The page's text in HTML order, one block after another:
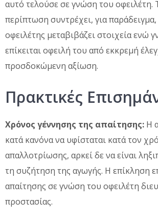
αυτό τελούσε σε γνώση του οφειλέτη.
περίπτωση συντρέχει, για
οφειλέτης μεταβιβάζει στοιχεία ενώ
επίκειται οφειλή του από εκκρεμή
προσδοκώμενη αξίωση.
Πρακτικές
Χρόνος γέννησης της απαίτησης: Η
κατά κανόνα να υφίσταται κατά τον
απαλλοτρίωσης, αρκεί δε να είναι
τη συζήτηση της αγωγής. Η επίκληση
απαίτησης σε γνώση του οφειλέτη
προστασίας.